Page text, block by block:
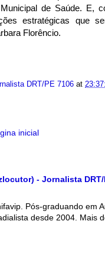
de Saúde. E,
estratégicas que
Florêncio.
DRT/PE 7106 at
inicial
- Jornalista DRT/
Pós-graduando em
desde 2004. Mais